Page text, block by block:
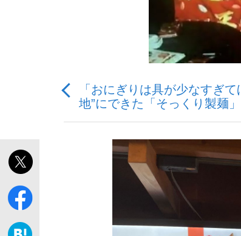
「90%は失敗する。でも…」本田
「敗因分析は一切聞かれなかった
観る将棋、読む将棋
「おにぎりは具が少なすぎ
地”にできた「そっくり製麺